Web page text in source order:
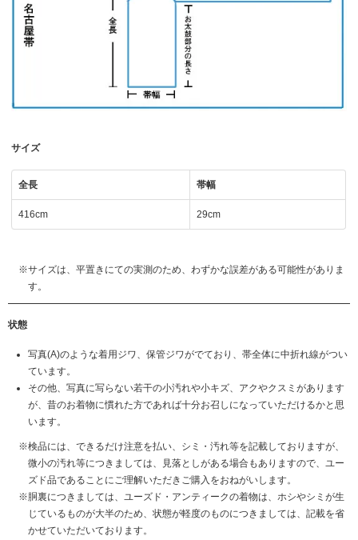
サイズ
全長 帯幅
416cm 29cm
サイズは、平置きにての実測のため、わずかな誤差がある可能性がありま
す。
状態
写真(A)のような着用ジワ、保管ジワがでており、帯全体に中折れ線がつい
ています。
その他、写真に写らない若干の小汚れや小キズ、アクやクスミがあります
が、昔のお着物に慣れた方であれば十分お召しになっていただけるかと思
います。
検品には、できるだけ注意を払い、シミ・汚れ等を記載しておりますが、
微小の汚れ等につきましては、見落としがある場合もありますので、ユー
ズド品であることにご理解いただきご購入をおねがいします。
胴裏につきましては、ユーズド・アンティークの着物は、ホシやシミが生
じているものが大半のため、状態が軽度のものにつきましては、記載を省
かせていただいております。